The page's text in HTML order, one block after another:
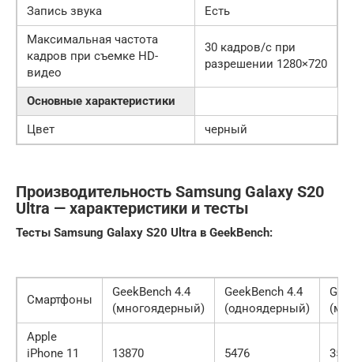
Запись звука
Есть
Максимальная частота
кадров при съемке HD-
видео
30 кадров/с при
разрешении 1280×720
Основные характеристики
Цвет
черный
Производительность Samsung Galaxy S20
Ultra — характеристики и тесты
Тесты Samsung Galaxy S20 Ultra в GeekBench:
Смартфоны
GeekBench 4.4
(многоядерный)
GeekBench 4.4
(одноядерный)
Apple
iPhone 11
13870 5476 3503